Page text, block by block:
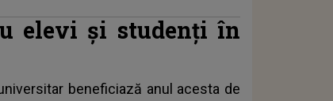
elevi și studenți în
beneficiază anul acesta de